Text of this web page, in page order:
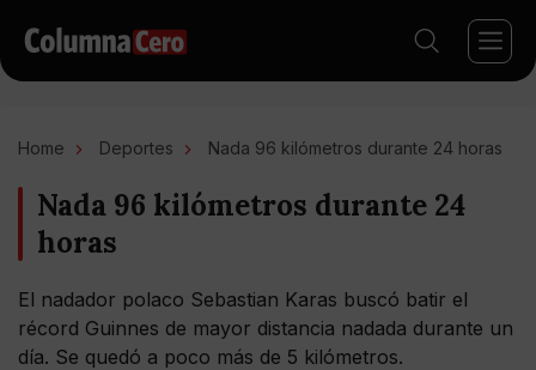
Home Deportes Nada 96 kilómetros durante 24 horas
Nada 96 kilómetros durante 24
horas
El nadador polaco Sebastian Karas buscó batir el
récord Guinnes de mayor distancia nadada durante un
día. Se quedó a poco más de 5 kilómetros.